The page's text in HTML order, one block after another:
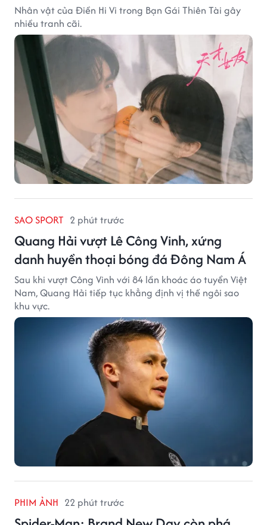
Nhân vật của Điền Hi Vi trong Bạn Gái Thiên Tài gây
nhiều tranh cãi.
SAO SPORT 2 phút trước
Quang Hải vượt Lê Công Vinh, xứng
danh huyền thoại bóng đá Đông Nam Á
Sau khi vượt Công Vinh với 84 lần khoác áo tuyển Việt
Nam, Quang Hải tiếp tục khẳng định vị thế ngôi sao
khu vực.
PHIM ẢNH 22 phút trước